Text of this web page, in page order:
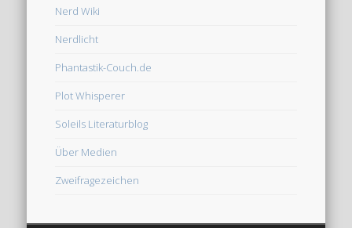
Nerd Wiki
Nerdlicht
Phantastik-Couch.de
Plot Whisperer
Soleils Literaturblog
Über Medien
Zweifragezeichen